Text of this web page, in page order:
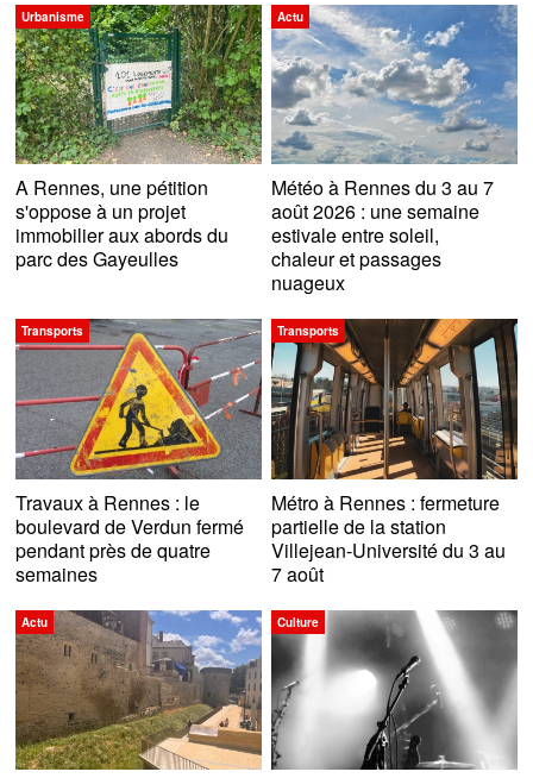
Urbanisme
A Rennes, une pétition
s'oppose à un projet
immobilier aux abords du
parc des Gayeulles
Actu
Météo à Rennes du 3 au 7
août 2026 : une semaine
estivale entre soleil,
chaleur et passages
nuageux
Transports
Travaux à Rennes : le
boulevard de Verdun fermé
pendant près de quatre
semaines
Transports
Métro à Rennes : fermeture
partielle de la station
Villejean-Université du 3 au
7 août
Actu Culture